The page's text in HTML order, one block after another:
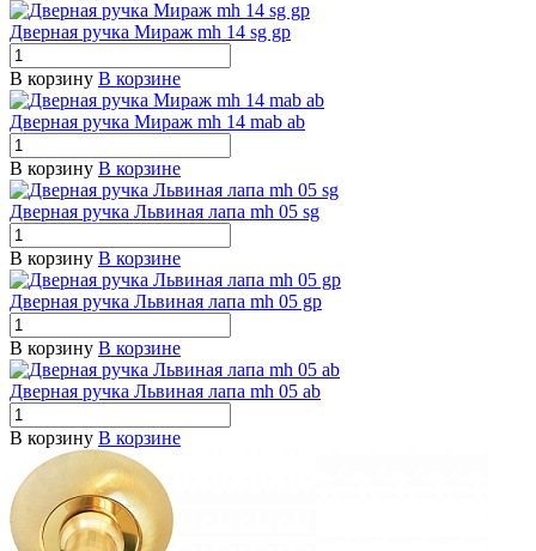
Дверная ручка Мираж mh 14 sg gp
В корзину В корзине
Дверная ручка Мираж mh 14 mab ab
В корзину В корзине
Дверная ручка Львиная лапа mh 05 sg
В корзину В корзине
Дверная ручка Львиная лапа mh 05 gp
В корзину В корзине
Дверная ручка Львиная лапа mh 05 ab
В корзину В корзине